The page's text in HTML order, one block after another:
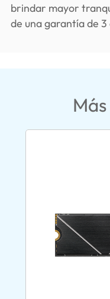
brindar mayor
de una garantía de 3